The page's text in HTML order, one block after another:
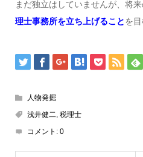
まだ独立はしていませんが、将
理士事務所を立ち上げることを
人物発掘
浅井健二, 税理士
コメント: 0